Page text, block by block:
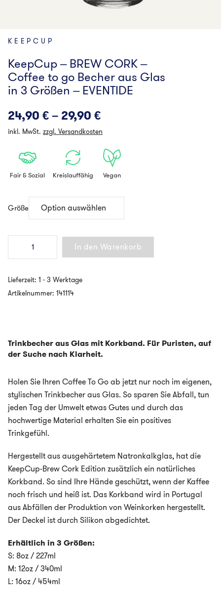
KEEPCUP
KeepCup – BREW CORK –
Coffee to go Becher aus Glas
in 3 Größen – EVENTIDE
24,90 €– 29,90 €
inkl. MwSt. zzgl. Versandkosten
Fair & Sozial Kreislauffähig Vegan
Größe
KeepCup
BREW
-
Coffee
to
3
Größen
Menge
In den Warenkorb
Lieferzeit: 1 - 3 Werktage
Artikelnummer: 141114
Trinkbecher aus Glas mit Korkband. Für Puristen, auf
der Suche nach Klarheit.
Holen Sie Ihren Coffee To Go ab jetzt nur noch im eigenen,
stylischen Trinkbecher aus Glas. So sparen Sie Abfall, tun
jeden Tag der Umwelt etwas Gutes und durch das
hochwertige Material erhalten Sie ein positives
Trinkgefühl.
Hergestellt aus ausgehärtetem Natronkalkglas, hat die
KeepCup-Brew Cork Edition zusätzlich ein natürliches
Korkband. So sind Ihre Hände geschützt, wenn der Kaffee
noch frisch und heiß ist. Das Korkband wird in Portugal
aus Abfällen der Produktion von Weinkorken hergestellt.
Der Deckel ist durch Silikon abgedichtet.
Erhältlich in 3 Größen:
S: 8oz / 227ml
M: 12oz / 340ml
L: 16oz / 454ml